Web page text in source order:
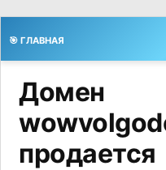
🎯 ГЛАВНАЯ
Домен
продается